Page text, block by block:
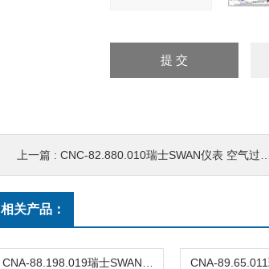
上一篇 : CNC-82.880.010瑞士SWAN仪表 空气过滤器
相关产品：